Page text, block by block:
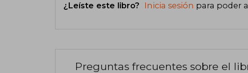
¿Leíste este libro? Inicia sesión para poder
Preguntas frecuentes sobre el